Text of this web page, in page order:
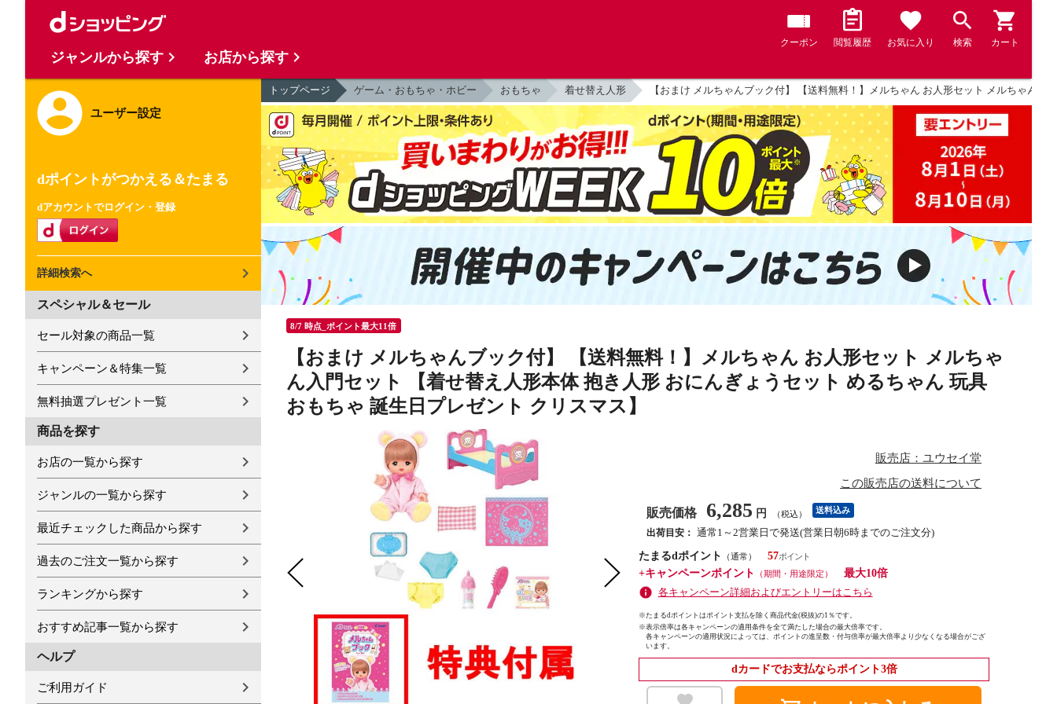
クーポン 閲覧履歴 お気に入り 検索 カート
ユーザー設定
dポイントがつかえる＆たまる
dアカウントでログイン・登録
詳細検索へ
スペシャル＆セール
セール対象の商品一覧
キャンペーン＆特集一覧
無料抽選プレゼント一覧
商品を探す
お店の一覧から探す
ジャンルの一覧から探す
最近チェックした商品から探す
過去のご注文一覧から探す
ランキングから探す
おすすめ記事一覧から探す
ヘルプ
ご利用ガイド
トップページ ゲーム・おもちゃ・ホビー おもちゃ 着せ替え人形 【おまけ メルちゃんブック付】 【送料無料！】メルちゃん お人形セット メルちゃん
8/7 時点_ポイント最大11倍
【おまけ メルちゃんブック付】 【送料無料！】メルちゃん お人形セット メルちゃ
ん入門セット 【着せ替え人形本体 抱き人形 おにんぎょうセット めるちゃん 玩具
おもちゃ 誕生日プレゼント クリスマス】
販売店：ユウセイ堂
この販売店の送料について
販売価格 6,285 円 （税込） 送料込み
出荷目安： 通常1～2営業日で発送(営業日朝6時までのご注文分)
たまるdポイント
（通常）
57
+キャンペーンポイント
（期間・用途限定）
最大10倍
各キャンペーン詳細およびエントリーはこちら
※たまるdポイントはポイント支払を除く商品代金(税抜)の1％です。
※表示倍率は各キャンペーンの適用条件を全て満たした場合の最大倍率です。
各キャンペーンの適用状況によっては、ポイントの進呈数・付与倍率が最大倍率より少なくなる場合がござ
います。
dカードでお支払ならポイント3倍
ジャンルから探す お店から探す